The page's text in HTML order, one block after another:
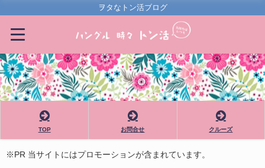
ヲタなトン活ブログ
TOP お問合せ クルーズ
※PR 当サイトにはプロモーションが含まれています。